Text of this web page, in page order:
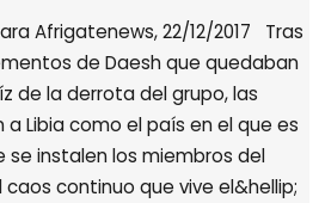
Afrigatenews, 22/12/2017 Tras
de Daesh que quedaban
de la derrota del grupo, las
a Libia como el país en el que es
se instalen los miembros del
caos continuo que vive el&hellip;